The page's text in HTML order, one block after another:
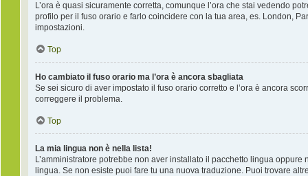
L’ora è quasi sicuramente corretta, comunque l’ora che stai vedendo
profilo per il fuso orario e farlo coincidere con la tua area, es. London,
impostazioni.
Top
Ho cambiato il fuso orario ma l’ora è ancora sbagliata
Se sei sicuro di aver impostato il fuso orario corretto e l’ora è ancora
correggere il problema.
Top
La mia lingua non è nella lista!
L’amministratore potrebbe non aver installato il pacchetto lingua
lingua. Se non esiste puoi fare tu una nuova traduzione. Puoi trovare